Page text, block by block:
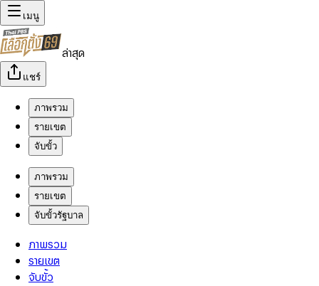
เมนู
ล่าสุด
แชร์
ภาพรวม
รายเขต
จับขั้ว
ภาพรวม
รายเขต
จับขั้วรัฐบาล
ภาพรวม
รายเขต
จับขั้ว